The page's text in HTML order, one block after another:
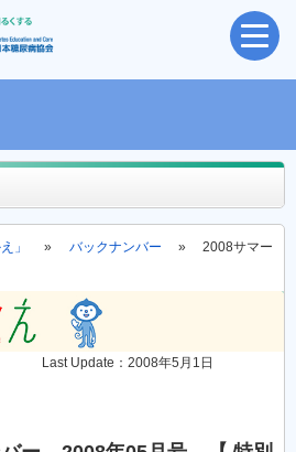
」 » バックナンバー » 2008サマー
Last Update：2008年5月1日